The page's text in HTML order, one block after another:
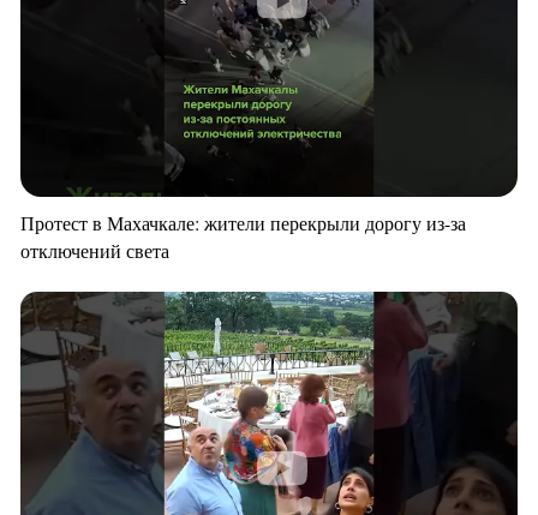
Протест в Махачкале: жители перекрыли дорогу из-за
отключений света